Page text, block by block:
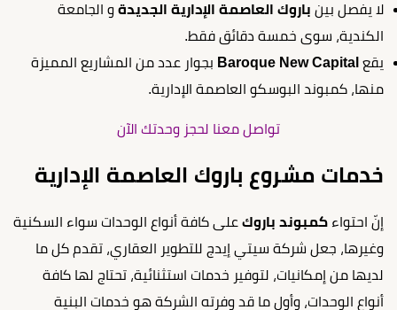
لا يفصل بين باروك العاصمة الإدارية الجديدة و الجامعة
الكندية، سوى خمسة دقائق فقط.
يقع
بجوار عدد من المشاريع المميزة
منها، كمبوند البوسكو العاصمة الإدارية.
تواصل معنا لحجز وحدتك الآن
خدمات مشروع باروك العاصمة الإدارية
إنّ احتواء كمبوند باروك على كافة أنواع الوحدات سواء السكنية
وغيرها، جعل شركة سيتي إيدج للتطوير العقاري، تقدم كل ما
لديها من إمكانيات، لتوفير خدمات استثنائية، تحتاج لها كافة
أنواع الوحدات، وأول ما قد وفرته الشركة هو خدمات البنية